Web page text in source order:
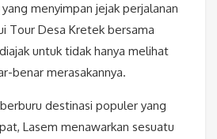
menyimpan jejak perjalanan
Tour Desa Kretek bersama
untuk tidak hanya melihat
benar merasakannya.
destinasi populer yang
Lasem menawarkan sesuatu